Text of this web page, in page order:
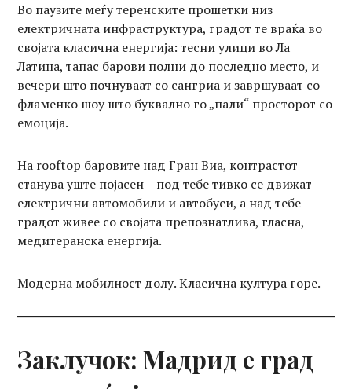
Во паузите меѓу теренските прошетки низ
електричната инфраструктура, градот те враќа во
својата класична енергија: тесни улици во Ла
Латина, тапас барови полни до последно место, и
вечери што почнуваат со сангриа и завршуваат со
фламенко шоу што буквално го „пали“ просторот со
емоција.
На rooftop баровите над Гран Виа, контрастот
станува уште појасен – под тебе тивко се движат
електрични автомобили и автобуси, а над тебе
градот живее со својата препознатлива, гласна,
медитеранска енергија.
Модерна мобилност долу. Класична култура горе.
Заклучок: Мадрид е град